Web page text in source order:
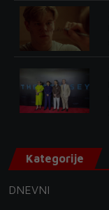
Kategorije
DNEVNI